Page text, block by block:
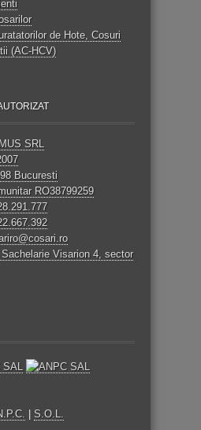
de Hote, Cosuri
(AC-HCV)
SRL
Bucuresti
RO38799259
Visarion 4, sector
| S.O.L.